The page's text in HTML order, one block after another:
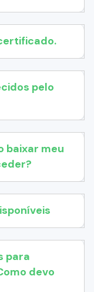
pelo
baixar meu
para
devo